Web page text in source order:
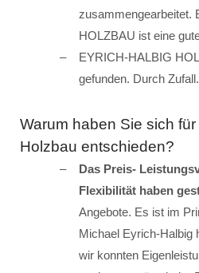
zusammengearbeitet.
HOLZBAU ist eine
EYRICH-HALBIG
gefunden. Durch
Warum haben Sie sich
Holzbau entschieden?
Das Preis-
Flexibilität haben
Angebote. Es ist im
Michael Eyrich-Halbig
wir konnten